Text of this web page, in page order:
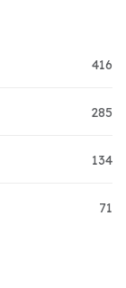
416
285
134
71